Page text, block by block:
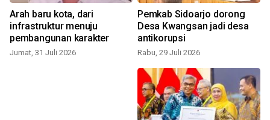
Arah baru kota, dari
infrastruktur menuju
pembangunan karakter
Jumat, 31 Juli 2026
Pemkab Sidoarjo dorong
Desa Kwangsan jadi desa
antikorupsi
Rabu, 29 Juli 2026